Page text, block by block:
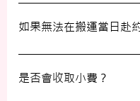
我們會即時更新安排。 工
如果需要更改或取消已預
在預定搬運日期前至少兩個
50%作為行政費。
如果無法在搬運當日赴
若您無法在搬運當日赴約
工作日的下午三時通知我們
是否會收取小費？